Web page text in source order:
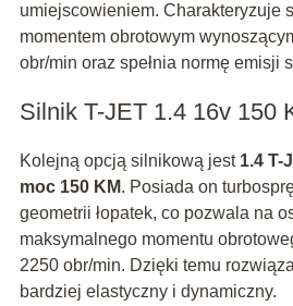
umiejscowieniem. Charakteryzuje
momentem obrotowym
obr/min oraz spełnia normę emisji
Silnik T-JET 1.4 16v 150
Kolejną opcją silnikową jest 1.4 T-
moc 150 KM. Posiada on
geometrii łopatek, co pozwala na
maksymalnego momentu
2250 obr/min. Dzięki temu
bardziej elastyczny i dynamiczny.